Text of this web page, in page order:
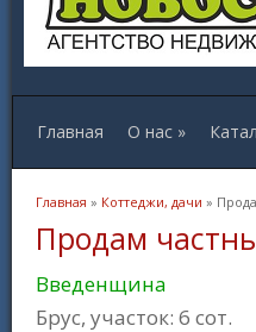
Главная О нас »
Вы здесь
Главная » Коттеджи, дачи »
Продам
Введенщина
Брус, участок: 6 сот.